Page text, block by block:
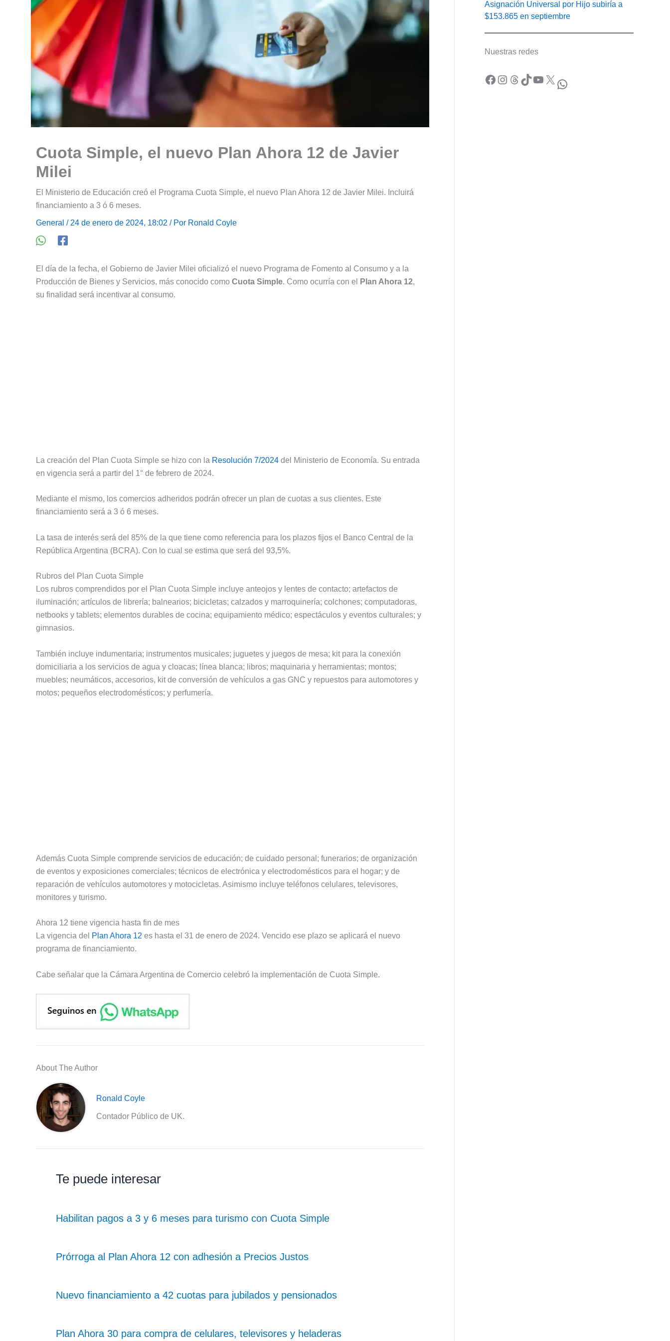
Cuota Simple, el nuevo Plan Ahora 12 de Javier
Milei
El Ministerio de Educación creó el Programa Cuota Simple, el nuevo Plan Ahora 12 de Javier Milei. Incluirá
financiamiento a 3 ó 6 meses.
General / 24 de enero de 2024, 18:02 / Por Ronald Coyle
El día de la fecha, el Gobierno de Javier Milei oficializó el nuevo Programa de Fomento al Consumo y a la
Producción de Bienes y Servicios, más conocido como Cuota Simple. Como ocurría con el Plan Ahora 12,
su finalidad será incentivar al consumo.
La creación del Plan Cuota Simple se hizo con la Resolución 7/2024 del Ministerio de Economía. Su entrada
en vigencia será a partir del 1° de febrero de 2024.
Mediante el mismo, los comercios adheridos podrán ofrecer un plan de cuotas a sus clientes. Este
financiamiento será a 3 ó 6 meses.
La tasa de interés será del 85% de la que tiene como referencia para los plazos fijos el Banco Central de la
República Argentina (BCRA). Con lo cual se estima que será del 93,5%.
Rubros del Plan Cuota Simple
Los rubros comprendidos por el Plan Cuota Simple incluye anteojos y lentes de contacto; artefactos de
iluminación; artículos de librería; balnearios; bicicletas; calzados y marroquinería; colchones; computadoras,
netbooks y tablets; elementos durables de cocina; equipamiento médico; espectáculos y eventos culturales; y
gimnasios.
También incluye indumentaria; instrumentos musicales; juguetes y juegos de mesa; kit para la conexión
domiciliaria a los servicios de agua y cloacas; línea blanca; libros; maquinaria y herramientas; montos;
muebles; neumáticos, accesorios, kit de conversión de vehículos a gas GNC y repuestos para automotores y
motos; pequeños electrodomésticos; y perfumería.
Además Cuota Simple comprende servicios de educación; de cuidado personal; funerarios; de organización
de eventos y exposiciones comerciales; técnicos de electrónica y electrodomésticos para el hogar; y de
reparación de vehículos automotores y motocicletas. Asimismo incluye teléfonos celulares, televisores,
monitores y turismo.
Ahora 12 tiene vigencia hasta fin de mes
La vigencia del
Plan Ahora 12 es hasta el 31 de enero de 2024. Vencido ese plazo se aplicará el nuevo
programa de financiamiento.
Cabe señalar que la Cámara Argentina de Comercio celebró la implementación de Cuota Simple.
About The Author
Ronald Coyle
Contador Público de UK.
Te puede interesar
Habilitan pagos a 3 y 6 meses para turismo con Cuota Simple
Prórroga al Plan Ahora 12 con adhesión a Precios Justos
Nuevo financiamiento a 42 cuotas para jubilados y pensionados
Plan Ahora 30 para compra de celulares, televisores y heladeras
Asignación Universal por Hijo subiría a
$153.865 en septiembre
Nuestras redes
Facebook Instagram Threads TikTok YouTube X WhatsApp